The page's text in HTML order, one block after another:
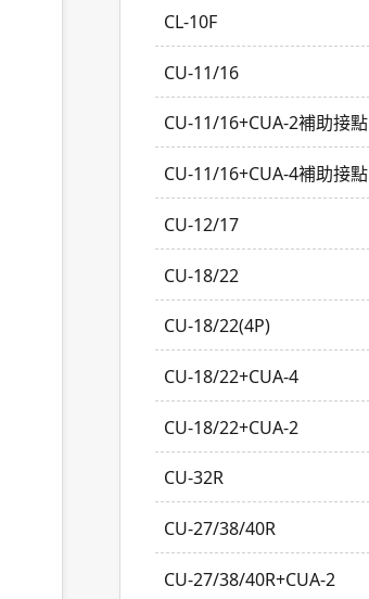
CL-10F
CU-11/16
CU-11/16+CUA-2補助接點
CU-11/16+CUA-4補助接點
CU-12/17
CU-18/22
CU-18/22(4P)
CU-18/22+CUA-4
CU-18/22+CUA-2
CU-32R
CU-27/38/40R
CU-27/38/40R+CUA-2